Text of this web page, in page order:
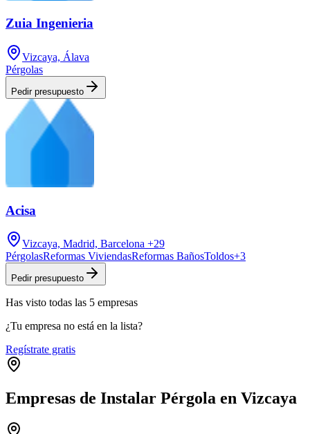
Zuia Ingenieria
Vizcaya, Álava
Pérgolas
Pedir presupuesto
Acisa
Vizcaya, Madrid, Barcelona +29
PérgolasReformas ViviendasReformas BañosToldos+3
Pedir presupuesto
Has visto todas las 5 empresas
¿Tu empresa no está en la lista?
Regístrate gratis
Empresas de Instalar Pérgola en Vizcaya